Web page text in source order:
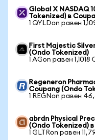
Global X NASDAQ
Tokenized) в
1 QYLDon равен
First Majestic
(Ondo Tokenized)
1 AGon равен 1,1018
Regeneron
Coupang (Ondo
1 REGNon равен
abrdn Physical
(Ondo Tokenized)
1 GLTRon равен